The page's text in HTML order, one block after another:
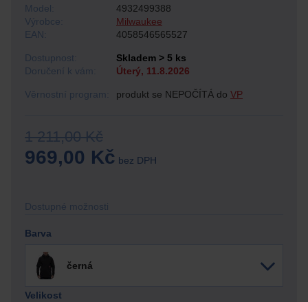
1 211,00 Kč
969,00 Kč bez DPH
Věrnostní program: produkt se NEPOČÍTÁ do VP
Dostupnost:
Skladem > 5 ks
Doručení k vám:
Úterý, 11.8.2026
Výrobce: Milwaukee
Model: 4932499388
EAN: 4058546565527
Dostupné možnosti
Barva
černá
Velikost